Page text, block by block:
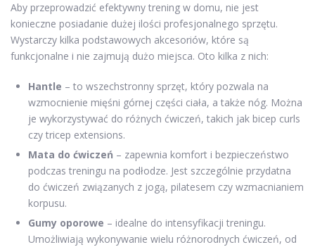
Aby przeprowadzić efektywny trening w domu, nie jest
konieczne posiadanie dużej ilości profesjonalnego sprzętu.
Wystarczy kilka podstawowych akcesoriów, które są
funkcjonalne i nie zajmują dużo miejsca. Oto kilka z nich:
Hantle – to wszechstronny sprzęt, który pozwala na
wzmocnienie mięśni górnej części ciała, a także nóg. Można
je wykorzystywać do różnych ćwiczeń, takich jak bicep curls
czy tricep extensions.
Mata do ćwiczeń – zapewnia komfort i bezpieczeństwo
podczas treningu na podłodze. Jest szczególnie przydatna
do ćwiczeń związanych z jogą, pilatesem czy wzmacnianiem
korpusu.
Gumy oporowe – idealne do intensyfikacji treningu.
Umożliwiają wykonywanie wielu różnorodnych ćwiczeń, od